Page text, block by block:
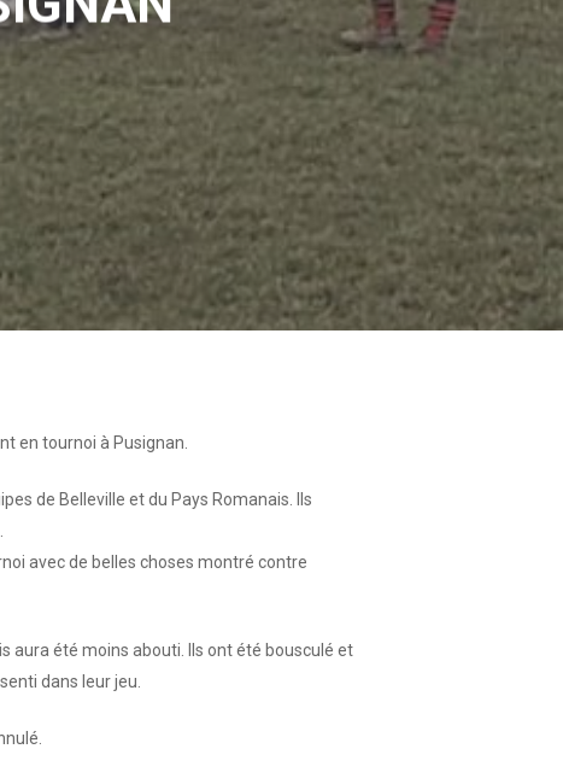
en tournoi à Pusignan.
de Belleville et du Pays Romanais. Ils
avec de belles choses montré contre
aura été moins abouti. Ils ont été bousculé et
dans leur jeu.